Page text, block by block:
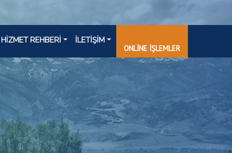
HİZMET REHBERİ İLETİŞİM
ONLİNE İŞLEMLER